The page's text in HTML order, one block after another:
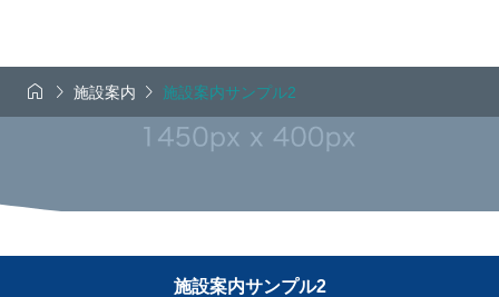
  施設案内  施設案内サンプル2
施設案内サンプル2